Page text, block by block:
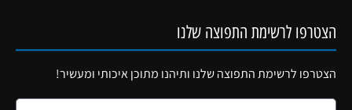
הצטרפו לרשימת התפוצה שלנו
הצטרפו לרשימת התפוצה שלנו ותיהנו מתוכן איכותי ומעשיר!